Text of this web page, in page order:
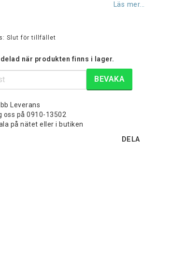
Läs mer...
Slut för tillfället
när produkten finns i lager.
BEVAKA
Leverans
oss på 0910-13502
på nätet eller i butiken
DELA